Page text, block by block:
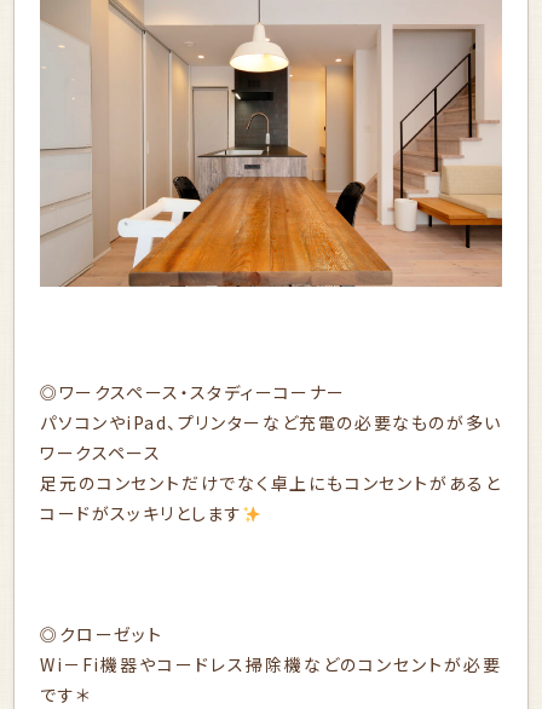
◎ワークスペース・スタディーコーナー
パソコンやiPad、プリンターなど充電の必要なものが多い
ワークスペース
足元のコンセントだけでなく卓上にもコンセントがあると
コードがスッキリとします
◎クローゼット
Wi－Fi機器やコードレス掃除機などのコンセントが必要
です＊